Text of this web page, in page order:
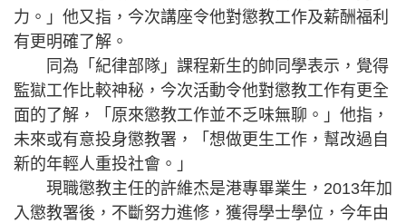
力。」他又指，今次講座令他對懲教工作及薪酬福利
有更明確了解。
同為「紀律部隊」課程新生的帥同學表示，覺得
監獄工作比較神秘，今次活動令他對懲教工作有更全
面的了解，「原來懲教工作並不乏味無聊。」他指，
未來或有意投身懲教署，「想做更生工作，幫改過自
新的年輕人重投社會。」
現職懲教主任的許維杰是港專畢業生，2013年加
入懲教署後，不斷努力進修，獲得學士學位，今年由